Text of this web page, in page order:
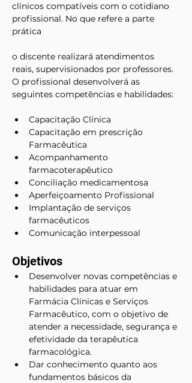
clínicos compatíveis com o cotidiano
profissional. No que refere a parte
prática
o discente realizará atendimentos
reais, supervisionados por professores.
O profissional desenvolverá as
seguintes competências e habilidades:
Capacitação Clínica
Capacitação em prescrição
Farmacêutica
Acompanhamento
farmacoterapêutico
Conciliação medicamentosa
Aperfeiçoamento Profissional
Implantação de serviços
farmacêuticos
Comunicação interpessoal
Objetivos
Desenvolver novas competências e
habilidades para atuar em
Farmácia Clínicas e Serviços
Farmacêutico, com o objetivo de
atender a necessidade, segurança e
efetividade da terapêutica
farmacológica.
Dar conhecimento quanto aos
fundamentos básicos da